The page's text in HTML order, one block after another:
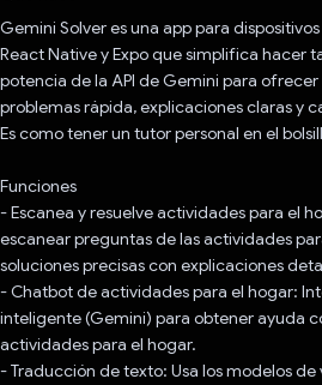
Gemini Solver es una app para
React Native y Expo que simplifica hacer
potencia de la API de Gemini para
problemas rápida, explicaciones claras y
Es como tener un tutor personal en el
Funciones
- Escanea y resuelve actividades para el
escanear preguntas de las actividades
soluciones precisas con explicaciones
- Chatbot de actividades para el hogar:
inteligente (Gemini) para obtener ayuda
actividades para el hogar.
- Traducción de texto: Usa los modelos